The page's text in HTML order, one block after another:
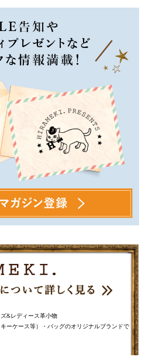
&レディース革小物
ーケース等）・バッグのオリジナルブランドで